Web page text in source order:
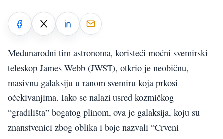
Međunarodni tim astronoma, koristeći moćni svemirski
teleskop James Webb (JWST), otkrio je neobičnu,
masivnu galaksiju u ranom svemiru koja prkosi
očekivanjima. Iako se nalazi usred kozmičkog
“gradilišta” bogatog plinom, ova je galaksija, koju su
znanstvenici zbog oblika i boje nazvali “Crveni